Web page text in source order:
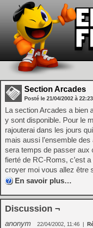
Section Arcades
Posté le 21/04/2002 à 22:23
La section Arcades a bien
y sont disponible. Pour le
rajouterai dans les jours
mais aussi l’ensemble
sera temps de passer aux
fierté de RC-Roms, c’est
croyer moi vous allez être
En savoir plus…
Discussion ¬
anonym 22/04/2002, 11:46 |